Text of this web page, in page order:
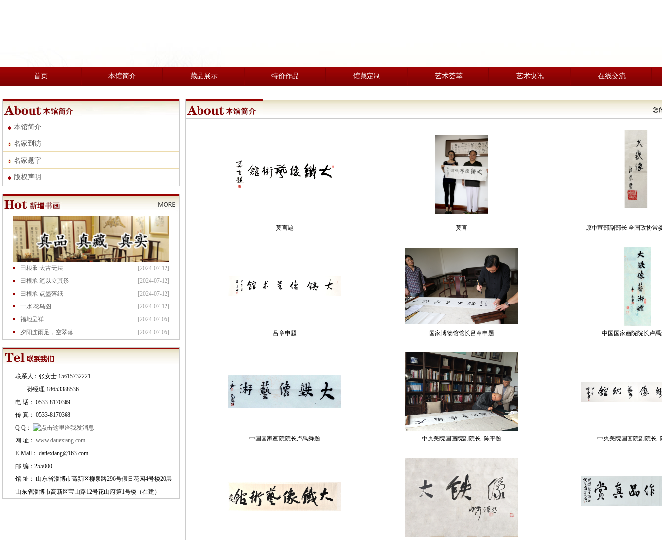
首页 本馆简介 藏品展示 特价作品 馆藏定制 艺术荟萃 艺术快讯 在线交流
本馆简介
名家到访
名家题字
版权声明
[2024-07-12]
田根承 太古无法，
[2024-07-12]
田根承 笔以立其形
[2024-07-12]
田根承 点墨落纸
[2024-07-12]
一水 花鸟图
[2024-07-05]
福地呈祥
[2024-07-05]
夕阳连雨足，空翠落
花鸟
花鸟
花鸟
踪影生香图
寒夜
十亩馀芦苇 新秋看
[2024-07-05]
六月西湖锦绣乡，千
联系人：张女士 15615732221
孙经理 18653388536
电 话： 0533-8170369
传 真： 0533-8170368
Q Q：
网 址： www.datiexiang.com
E-Mail： datiexiang@163.com
邮 编：255000
馆 址： 山东省淄博市高新区柳泉路296号假日花园4号楼20层
山东省淄博市高新区宝山路12号花山府第1号楼（在建）
您
莫言题 莫言 原中宣部副部长 全国政协常
吕章申题 国家博物馆馆长吕章申题 中国国家画院院长卢
中国国家画院院长卢禹舜题 中央美院国画院副院长 陈平题 中央美院国画院副院长